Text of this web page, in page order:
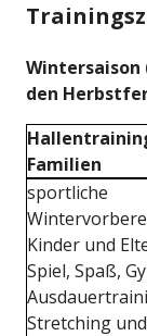
Wintersaison
den
Familien
sportliche
Kinder und
Spiel, Spaß,
Stretching